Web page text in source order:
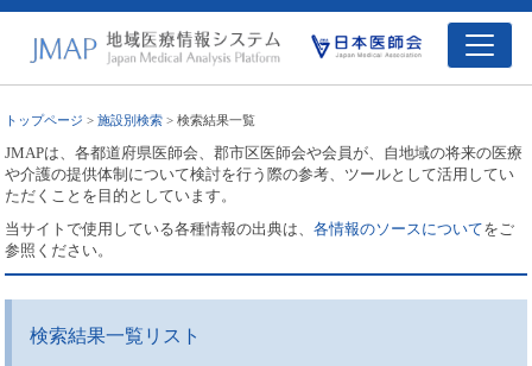
トップページ >施設別検索 > 検索結果一覧
JMAPは、各都道府県医師会、郡市区医師会や会員が、自地域の将来の医療
や介護の提供体制について検討を行う際の参考、ツールとして活用してい
ただくことを目的としています。
当サイトで使用している各種情報の出典は、各情報のソースについてをご
参照ください。
検索結果一覧リスト